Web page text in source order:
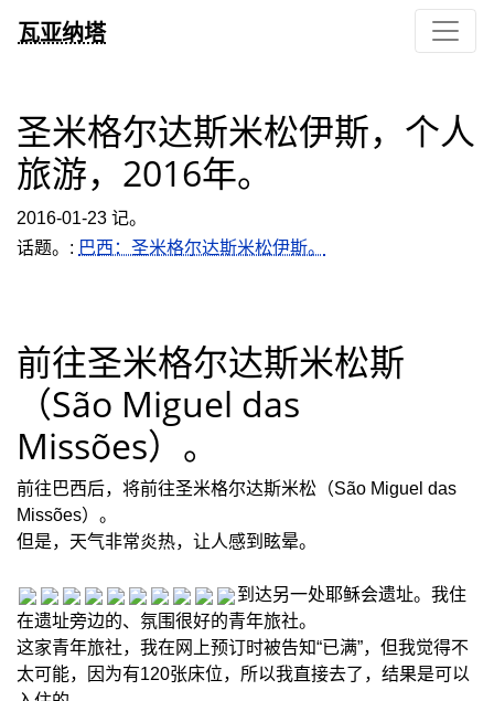
瓦亚纳塔
圣米格尔达斯米松伊斯，个人
旅游，2016年。
2016-01-23 记。
话题。: 巴西：圣米格尔达斯米松伊斯。
前往圣米格尔达斯米松斯
（São Miguel das
Missões）。
前往巴西后，将前往圣米格尔达斯米松（São Miguel das
Missões）。
但是，天气非常炎热，让人感到眩晕。
到达另一处耶稣会遗址。我住
在遗址旁边的、氛围很好的青年旅社。
这家青年旅社，我在网上预订时被告知“已满”，但我觉得不
太可能，因为有120张床位，所以我直接去了，结果是可以